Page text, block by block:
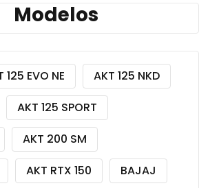
Modelos
125 EVO NE
AKT 125 NKD
AKT 125 SPORT
AKT 200 SM
AKT RTX 150
BAJAJ